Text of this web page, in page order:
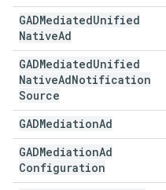
GADMediatedUnified
NativeAd
GADMediatedUnified
NativeAdNotification
Source
GADMediationAd
GADMediationAd
Configuration